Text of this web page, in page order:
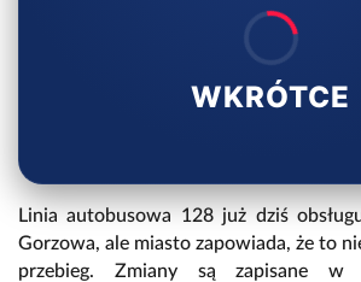
WKRÓTCE
Linia autobusowa 128 już dziś
Gorzowa, ale miasto zapowiada, że to
przebieg. Zmiany są zapisane w